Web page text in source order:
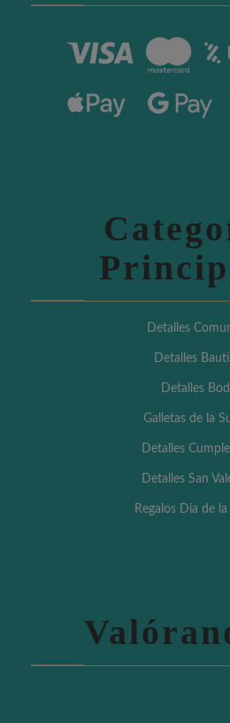
Detalles
Detalles
Detalles
Galletas de la
Detalles
Detalles San
Regalos Día de